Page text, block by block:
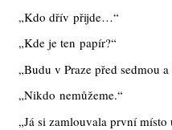
„Kdo dřív přijde…“
„Kde je ten papír?“
„Budu v Praze před sedmou
„Nikdo nemůžeme.“
„Já si zamlouvala první místo